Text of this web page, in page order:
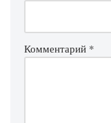
Комментарий *